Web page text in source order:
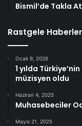
Bismil’de Takla
Rastgele Haberler
Ocak 9, 2026
1 yılda
müzisyen oldu
Haziran 4, 2025
Muhasebeciler
Mayıs 21, 2025